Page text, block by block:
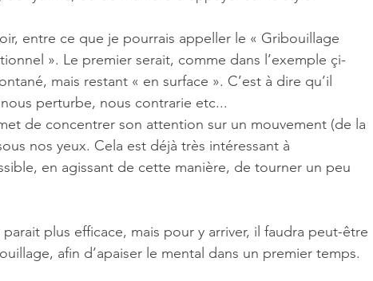
entre ce que je pourrais appeller le « Gribouillage
». Le premier serait, comme dans l’exemple çi-
mais restant « en surface ». C’est à dire qu’il
perturbe, nous contrarie etc...
de concentrer son attention sur un mouvement (de la
nos yeux. Cela est déjà très intéressant à
en agissant de cette manière, de tourner un peu
plus efficace, mais pour y arriver, il faudra peut-être
afin d’apaiser le mental dans un premier temps.